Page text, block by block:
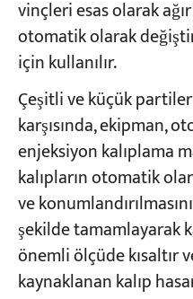
vinçleri esas olarak
otomatik olarak
için kullanılır.
Çeşitli ve küçük
karşısında, ekipman,
enjeksiyon kalıplama
kalıpların otomatik
ve
şekilde tamamlayarak
önemli ölçüde kısaltır
kaynaklanan kalıp